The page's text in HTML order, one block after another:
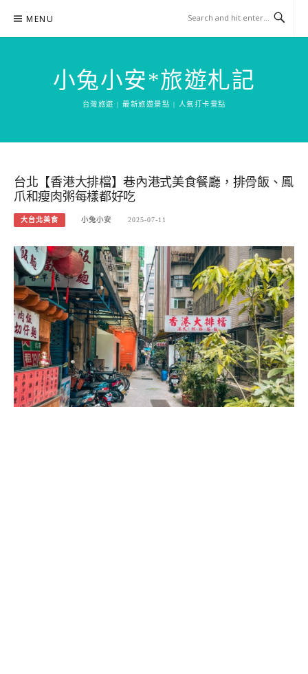
content
MENU
小兔小安*旅遊札記
台灣旅遊 | 最新旅遊景點 | 人氣打卡景點
台北【香港大排檔】巷內港式美食餐廳，排骨飯、鳳
爪和瘦肉粥每樣都好吃
大台北美食 小兔小安 2025-07-11